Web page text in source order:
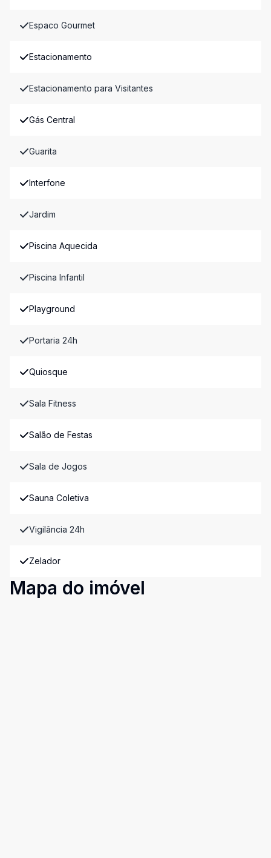
Espaco Gourmet
Estacionamento
Estacionamento para Visitantes
Gás Central
Guarita
Interfone
Jardim
Piscina Aquecida
Piscina Infantil
Playground
Portaria 24h
Quiosque
Sala Fitness
Salão de Festas
Sala de Jogos
Sauna Coletiva
Vigilância 24h
Zelador
Mapa do imóvel